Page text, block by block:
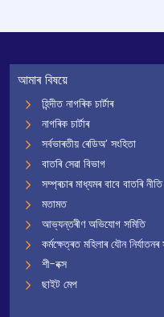
আমাৰ বিষয়ে
হিন্দীত নাগৰিক চাৰ্টাৰ
নাগৰিক চাৰ্টাৰ
সৰ্বভাৰতীয় ৰেডিঅ’ সংহিতা
বাতৰি সেৱা বিভাগ
সম্প্ৰচাৰ মাধ্যমৰ বাবে বাতৰি নীতি
মতামত
আভ্যন্তৰীণ অভিযোগ সমিতি
কৰ্মক্ষেত্ৰত মহিলাৰ যৌন
শী-বক্স
ছাইট মেপ